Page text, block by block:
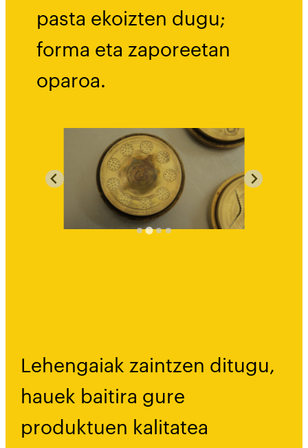
pasta ekoizten dugu;
forma eta zaporeetan
oparoa.
Lehengaiak zaintzen ditugu,
hauek baitira gure
produktuen kalitatea